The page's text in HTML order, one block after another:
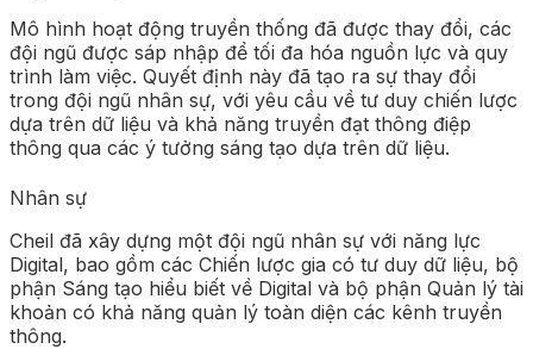
Mô hình hoạt động truyền thống đã được thay đổi, các
đội ngũ được sáp nhập để tối đa hóa nguồn lực và quy
trình làm việc. Quyết định này đã tạo ra sự thay đổi
trong đội ngũ nhân sự, với yêu cầu về tư duy chiến lược
dựa trên dữ liệu và khả năng truyền đạt thông điệp
thông qua các ý tưởng sáng tạo dựa trên dữ liệu.
Nhân sự
Cheil đã xây dựng một đội ngũ nhân sự với năng lực
Digital, bao gồm các Chiến lược gia có tư duy dữ liệu, bộ
phận Sáng tạo hiểu biết về Digital và bộ phận Quản lý tài
khoản có khả năng quản lý toàn diện các kênh truyền
thông.